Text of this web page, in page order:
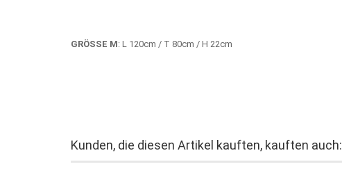
GRÖSSE M: L 120cm / T 80cm / H 22cm
Kunden, die diesen Artikel kauften, kauften auch: